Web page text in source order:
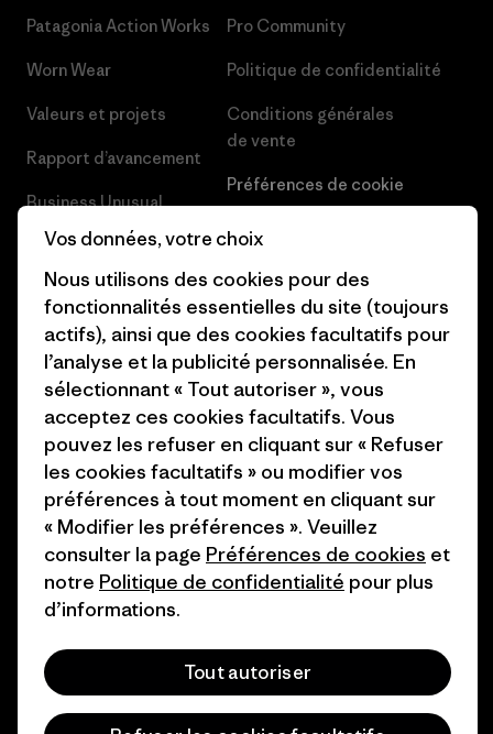
Patagonia Action Works
Worn Wear
Valeurs et projets
Rapport d’avancement
Business Unusual
Objectifs climatiques
1% For The Planet
Comment nous
finançons
Nos magasins
Pro Community
Politique de confidentialité
Conditions générales
de vente
Préférences de cookie
Carrières
Presse et media
Industry program
Programme d’affiliation
Patagonia Belgique Plan du
site
© 2026 Patagonia, Inc. All Rights Reserved.
français
Vos données, votre choix
Nous utilisons des cookies pour des
fonctionnalités essentielles du site (toujours
actifs), ainsi que des cookies facultatifs pour
l’analyse et la publicité personnalisée. En
sélectionnant « Tout autoriser », vous
acceptez ces cookies facultatifs. Vous
pouvez les refuser en cliquant sur « Refuser
les cookies facultatifs » ou modifier vos
préférences à tout moment en cliquant sur
« Modifier les préférences ». Veuillez
consulter la page Préférences de cookies et
notre Politique de confidentialité pour plus
d’informations.
Tout autoriser